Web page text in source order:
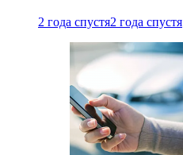
2 года спустя2 года спустя